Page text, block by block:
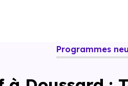
Programmes